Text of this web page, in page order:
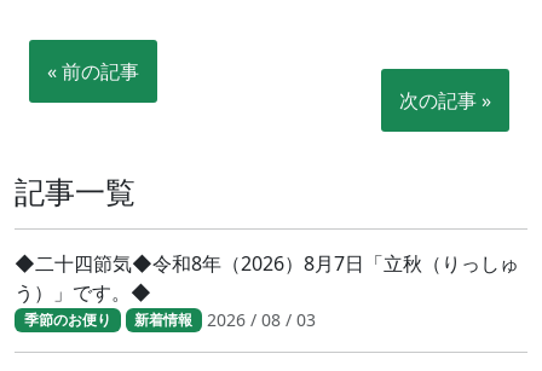
« 前の記事
次の記事 »
記事一覧
◆二十四節気◆令和8年（2026）8月7日「立秋（りっしゅ
う）」です。◆
季節のお便り 新着情報 2026 / 08 / 03